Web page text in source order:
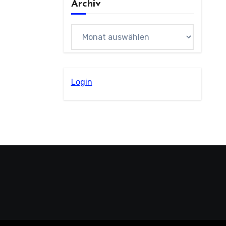
Archiv
Login